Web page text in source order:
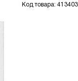
Код товара: 413403